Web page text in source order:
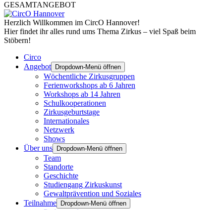
GESAMTANGEBOT
Herzlich Willkommen im CircO Hannover!
Hier findet ihr alles rund ums Thema Zirkus – viel Spaß beim
Stöbern!
Circo
Angebot
Dropdown-Menü öffnen
Wöchentliche Zirkusgruppen
Ferienworkshops ab 6 Jahren
Workshops ab 14 Jahren
Schulkooperationen
Zirkusgeburtstage
Internationales
Netzwerk
Shows
Über uns
Dropdown-Menü öffnen
Team
Standorte
Geschichte
Studiengang Zirkuskunst
Gewaltprävention und Soziales
Teilnahme
Dropdown-Menü öffnen